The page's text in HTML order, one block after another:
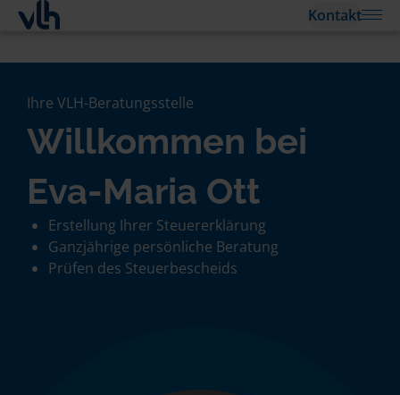
Kontakt
Ihre VLH-Beratungsstelle
Willkommen bei
Eva-Maria Ott
Erstellung Ihrer Steuererklärung
Ganzjährige persönliche Beratung
Prüfen des Steuerbescheids